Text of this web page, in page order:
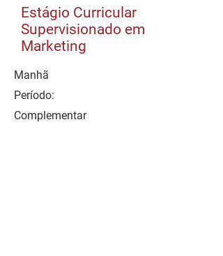
Estágio Curricular
Supervisionado em
Marketing
Manhã
Período:
Complementar